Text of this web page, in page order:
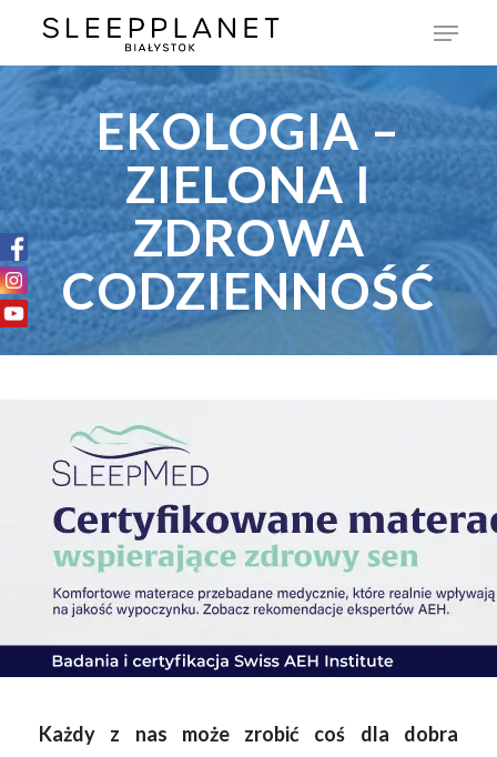
EKOLOGIA –
ZIELONA I
ZDROWA
CODZIENNOŚĆ
Każdy z nas może zrobić coś dla dobra